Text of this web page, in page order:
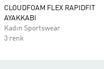
CLOUDFOAM FLEX RAPIDFIT
AYAKKABI
Kadın Sportswear
3 renk